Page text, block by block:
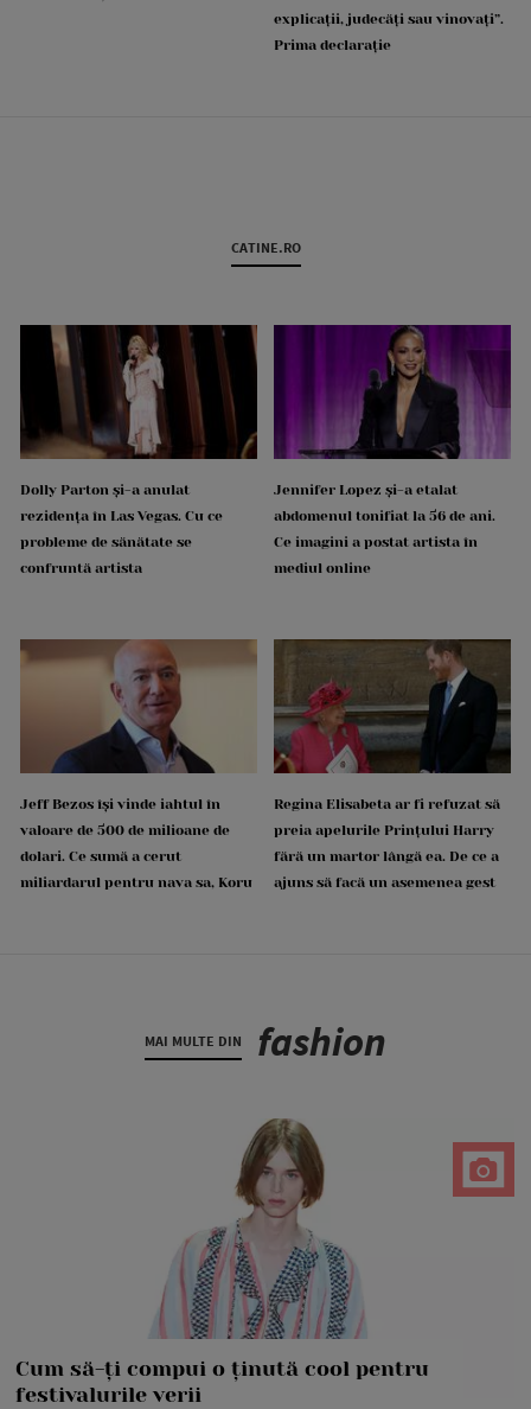
explicații, judecăți sau vinovați”.
Prima declarație
CATINE.RO
Dolly Parton și-a anulat
rezidența în Las Vegas. Cu ce
probleme de sănătate se
confruntă artista
Jennifer Lopez și-a etalat
abdomenul tonifiat la 56 de ani.
Ce imagini a postat artista în
mediul online
Jeff Bezos își vinde iahtul în
valoare de 500 de milioane de
dolari. Ce sumă a cerut
miliardarul pentru nava sa, Koru
Regina Elisabeta ar fi refuzat să
preia apelurile Prințului Harry
fără un martor lângă ea. De ce a
ajuns să facă un asemenea gest
MAI MULTE DIN fashion
Cum să-ți compui o ținută cool pentru
festivalurile verii